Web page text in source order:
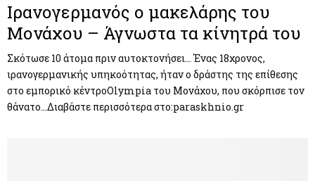
Ιρανογερμανός ο μακελάρης του
Μονάχου – Άγνωστα τα κίνητρά του
Σκότωσε 10 άτομα πριν αυτοκτονήσει… Ένας 18χρονος,
ιρανογερμανικής υπηκοότητας, ήταν ο δράστης της επίθεσης
στο εμπορικό κέντροOlympia του Μονάχου, που σκόρπισε τον
θάνατο…Διαβάστε περισσότερα στο:paraskhnio.gr